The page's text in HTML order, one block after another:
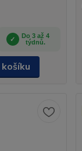
Do 3 až 4
týdnů.